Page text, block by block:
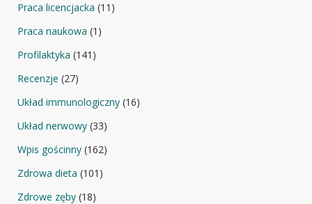
Praca licencjacka (11)
Praca naukowa (1)
Profilaktyka (141)
Recenzje (27)
Układ immunologiczny (16)
Układ nerwowy (33)
Wpis gościnny (162)
Zdrowa dieta (101)
Zdrowe zęby (18)